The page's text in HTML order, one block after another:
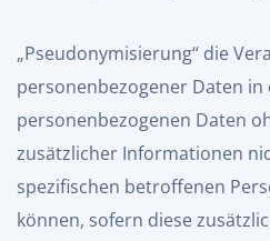
„Pseudonymisierung“ die
personenbezogener Daten in
personenbezogenen Daten
zusätzlicher Informationen
spezifischen betroffenen
können, sofern diese